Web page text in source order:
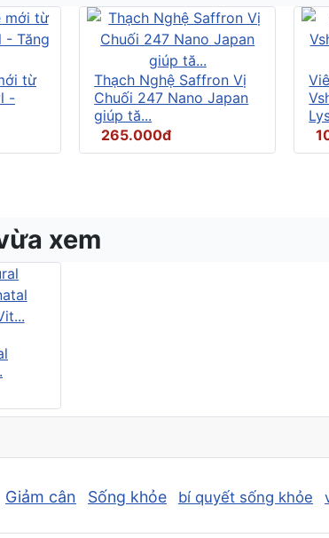
từ
-
Thạch Nghệ Saffron Vị
Chuối 247 Nano Japan
giúp tă...
265.000đ
xem
Giảm cân Sống khỏe bí quyết sống khỏe